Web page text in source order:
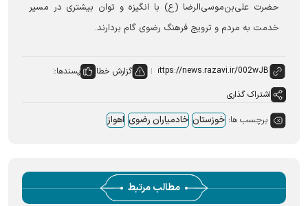
حضرت علی‌بن‌موسی‌الرضا (ع) با انگیزه و توان بیشتری در مسیر
خدمت به مردم و ترویج فرهنگ رضوی گام بردارند.
گزارش خطا
پسندها:
اشتراک گذاری
برچسب ها: خوزستان خادمیاران رضوی اهواز
مطالب مرتبط